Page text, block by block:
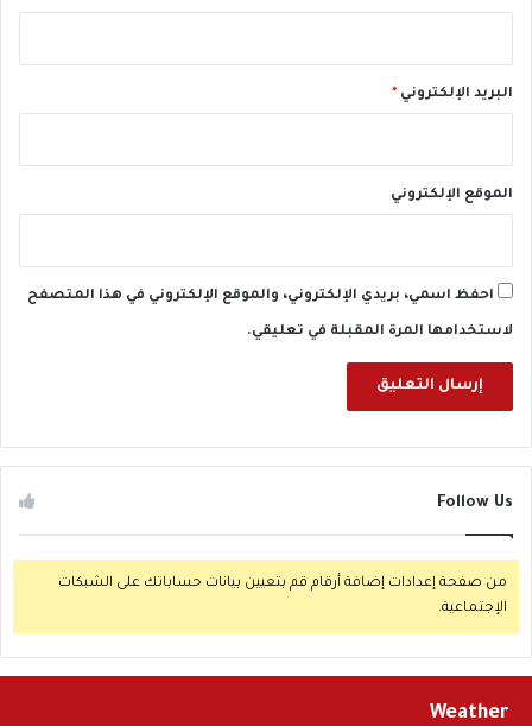
البريد الإلكتروني *
الموقع الإلكتروني
احفظ اسمي، بريدي الإلكتروني، والموقع الإلكتروني في هذا المتصفح
لاستخدامها المرة المقبلة في تعليقي.
Follow Us
من صفحة إعدادات إضافة أرقام قم بتعيين بيانات حساباتك على الشبكات
الإجتماعية.
Weather